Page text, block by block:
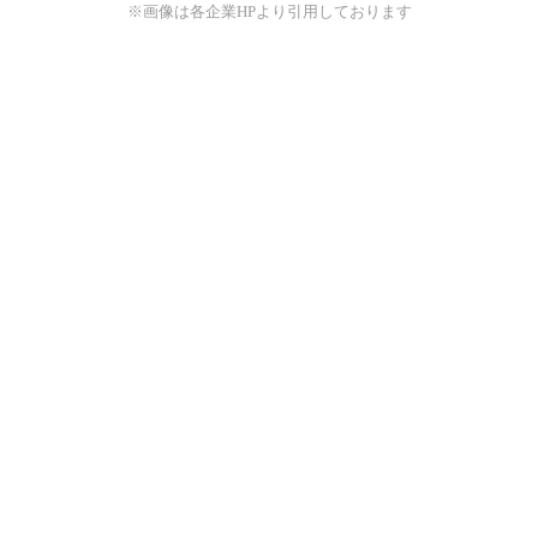
※画像は各企業HPより引用しております